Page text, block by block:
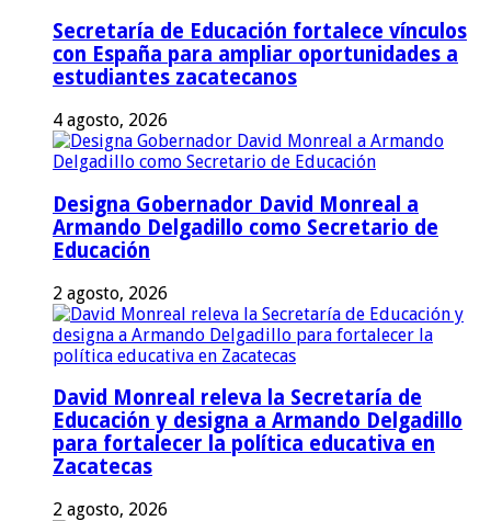
Secretaría de Educación fortalece vínculos
con España para ampliar oportunidades a
estudiantes zacatecanos
4 agosto, 2026
Designa Gobernador David Monreal a
Armando Delgadillo como Secretario de
Educación
2 agosto, 2026
David Monreal releva la Secretaría de
Educación y designa a Armando Delgadillo
para fortalecer la política educativa en
Zacatecas
2 agosto, 2026